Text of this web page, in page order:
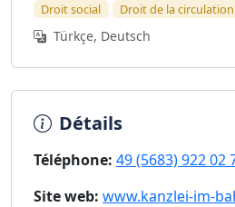
Droit social
Droit de la circulation
Türkçe, Deutsch
Détails
Téléphone: 49 (5683) 922 02
Site web: www.kanzlei-im-